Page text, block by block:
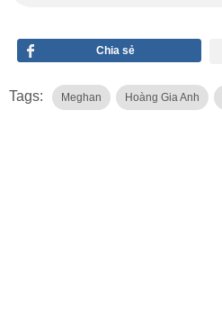
Chia sẻ
Tags: Meghan Hoàng Gia Anh